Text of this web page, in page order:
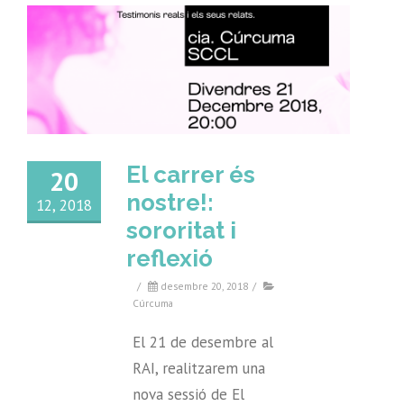
20
12, 2018
El carrer és
nostre!:
sororitat i
reflexió
/ desembre 20, 2018 /
Cúrcuma
El 21 de desembre al
RAI, realitzarem una
nova sessió de El